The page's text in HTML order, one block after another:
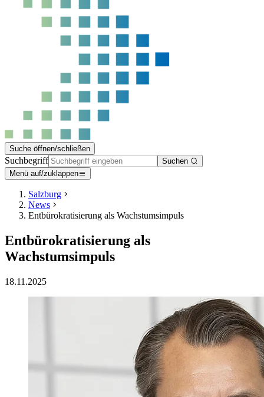
Suche öffnen/schließen
Suchbegriff
Suchen
Menü auf/zuklappen
Salzburg
News
Entbürokratisierung als Wachstumsimpuls
Entbürokratisierung als
Wachstumsimpuls
18.11.2025